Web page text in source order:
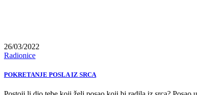
26/03/2022
Radionice
POKRETANJE POSLA IZ SRCA